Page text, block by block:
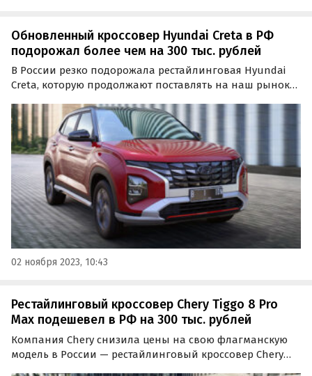
Обновленный кроссовер Hyundai Creta в РФ
подорожал более чем на 300 тыс. рублей
В России резко подорожала рестайлинговая Hyundai
Creta, которую продолжают поставлять на наш рынок
просили минимум 2,9 млн рублей, то сейчас, в ноябре,
минимальный ценник такого кроссовера подскочил
до…
02 ноября 2023, 10:43
Рестайлинговый кроссовер Chery Tiggo 8 Pro
Max подешевел в РФ на 300 тыс. рублей
Компания Chery снизила цены на свою флагманскую
модель в России — рестайлинговый кроссовер Chery